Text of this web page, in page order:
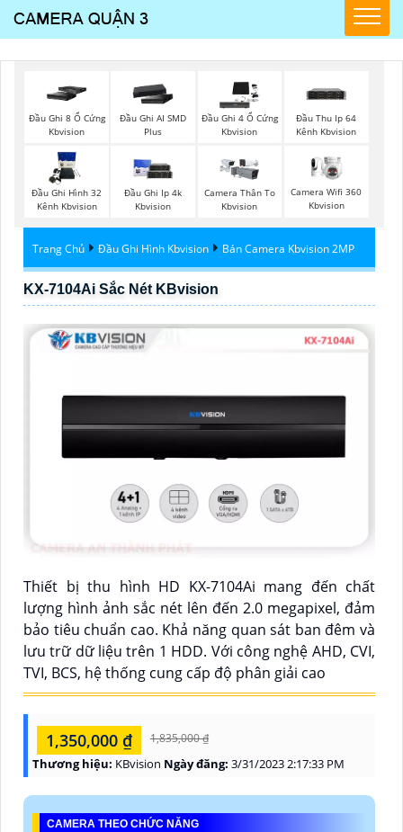
Đầu Ghi 8 Ổ Cứng
Kbvision
Đầu Ghi AI SMD
Plus
Đầu Ghi 4 Ổ Cứng
Kbvision
Đầu Thu Ip 64
Kênh Kbvision
Đầu Ghi Hình 32
Kênh Kbvision
Đầu Ghi Ip 4k
Kbvision
Camera Thân To
Kbvision
Camera Wifi 360
Kbvision
Trang Chủ Đầu Ghi Hình Kbvision Bán Camera Kbvision 2MP
KX-7104Ai Sắc Nét KBvision
Thiết bị thu hình HD KX-7104Ai mang đến chất
lượng hình ảnh sắc nét lên đến 2.0 megapixel, đảm
bảo tiêu chuẩn cao. Khả năng quan sát ban đêm và
lưu trữ dữ liệu trên 1 HDD. Với công nghệ AHD, CVI,
TVI, BCS, hệ thống cung cấp độ phân giải cao
1,350,000 ₫ 1,835,000 ₫
Thương hiệu: KBvision Ngày đăng: 3/31/2023 2:17:33 PM
CAMERA THEO CHỨC NĂNG